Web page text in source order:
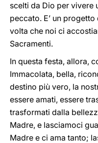
scelti da Dio per vivere
peccato. E’ un
volta che noi ci
Sacramenti.
In questa festa, allora,
Immacolata, bella,
destino più vero, la
essere amati, essere
trasformati dalla
Madre, e lasciamoci
Madre e ci ama tanto;